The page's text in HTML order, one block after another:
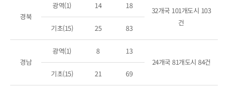
경북
광역(1) 14 18
32개국 101개도시 103
건
기초(15) 25 83
경남
광역(1) 8
13
24개국 81개도시 84건
기초(15)
21 69